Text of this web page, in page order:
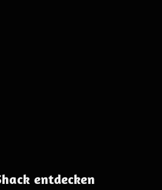
entdecken